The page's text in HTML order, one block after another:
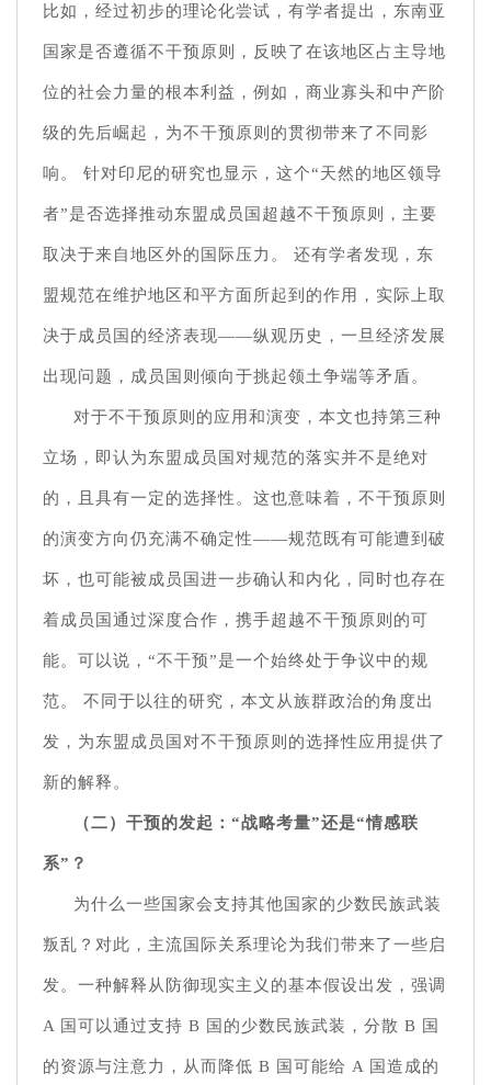
比如，经过初步的理论化尝试，有学者提出，东南亚
国家是否遵循不干预原则，反映了在该地区占主导地
位的社会力量的根本利益，例如，商业寡头和中产阶
级的先后崛起，为不干预原则的贯彻带来了不同影
响。 针对印尼的研究也显示，这个“天然的地区领导
者”是否选择推动东盟成员国超越不干预原则，主要
取决于来自地区外的国际压力。 还有学者发现，东
盟规范在维护地区和平方面所起到的作用，实际上取
决于成员国的经济表现——纵观历史，一旦经济发展
出现问题，成员国则倾向于挑起领土争端等矛盾。
对于不干预原则的应用和演变，本文也持第三种
立场，即认为东盟成员国对规范的落实并不是绝对
的，且具有一定的选择性。这也意味着，不干预原则
的演变方向仍充满不确定性——规范既有可能遭到破
坏，也可能被成员国进一步确认和内化，同时也存在
着成员国通过深度合作，携手超越不干预原则的可
能。可以说，“不干预”是一个始终处于争议中的规
范。 不同于以往的研究，本文从族群政治的角度出
发，为东盟成员国对不干预原则的选择性应用提供了
新的解释。
（二）干预的发起：“战略考量”还是“情感联
系”？
为什么一些国家会支持其他国家的少数民族武装
叛乱？对此，主流国际关系理论为我们带来了一些启
发。一种解释从防御现实主义的基本假设出发，强调
A 国可以通过支持 B 国的少数民族武装，分散 B 国
的资源与注意力，从而降低 B 国可能给 A 国造成的